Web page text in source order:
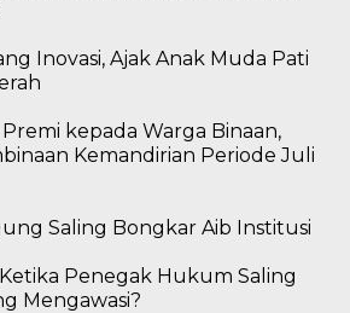
Inovasi, Ajak Anak Muda Pati
kepada Warga Binaan,
Kemandirian Periode Juli
Saling Bongkar Aib Institusi
Penegak Hukum Saling
Mengawasi?